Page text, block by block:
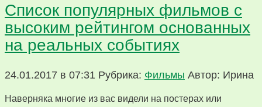
Список популярных фильмов с
высоким рейтингом основанных
на реальных событиях
24.01.2017 в 07:31 Рубрика: Фильмы Автор: Ирина
Наверняка многие из вас видели на постерах или